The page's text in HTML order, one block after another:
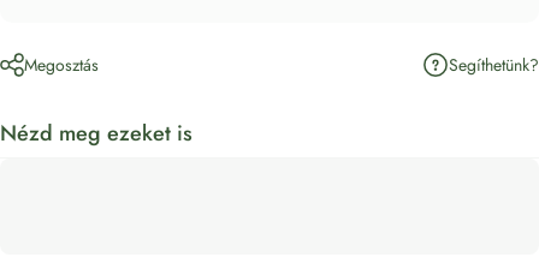
Megosztás Segíthetünk?
Nézd meg ezeket is